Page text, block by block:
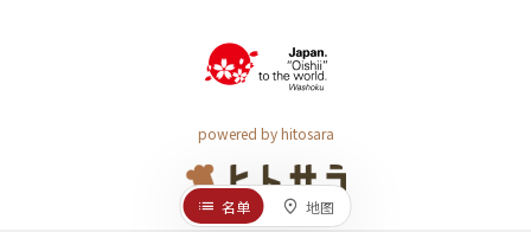
powered by hitosara
名单 地图